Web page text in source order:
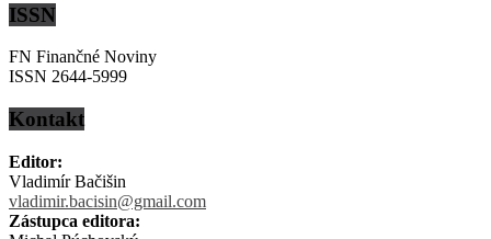
ISSN
FN Finančné Noviny
ISSN 2644-5999
Kontakt
Editor:
Vladimír Bačišin
vladimir.bacisin@gmail.com
Zástupca editora: